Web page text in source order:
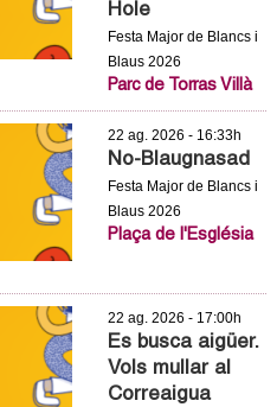
Hole
Festa Major de Blancs i
Blaus 2026
Parc de Torras Villà
22 ag. 2026 - 16:33h
No-Blaugnasad
Festa Major de Blancs i
Blaus 2026
Plaça de l'Església
22 ag. 2026 - 17:00h
Es busca aigüer.
Vols mullar al
Correaigua